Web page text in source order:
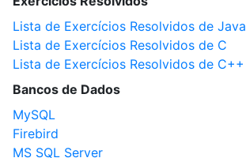
Lista de Exercícios Resolvidos de Java
Lista de Exercícios Resolvidos de C
Lista de Exercícios Resolvidos de C++
Bancos de Dados
MySQL
Firebird
MS SQL Server